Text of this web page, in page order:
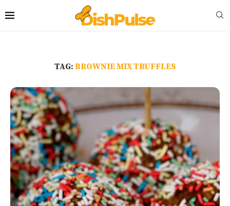
TAG: BROWNIE MIX TRUFFLES